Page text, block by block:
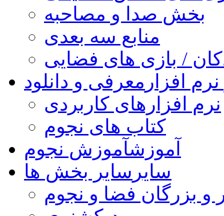
بخش صدا و مصاحبه
منابع سه بعدی
/ بازی های فضایی
افزار معرفی و دانلود
نرم افزارهای کاربردی
کتاب های نجوم
آموزشآموزش نجوم
سایر سایر بخش ها
و بزرگان فضا و نجوم